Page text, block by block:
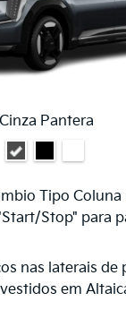
Cinza Pantera
Tipo
Stop" para
nas laterais de
em